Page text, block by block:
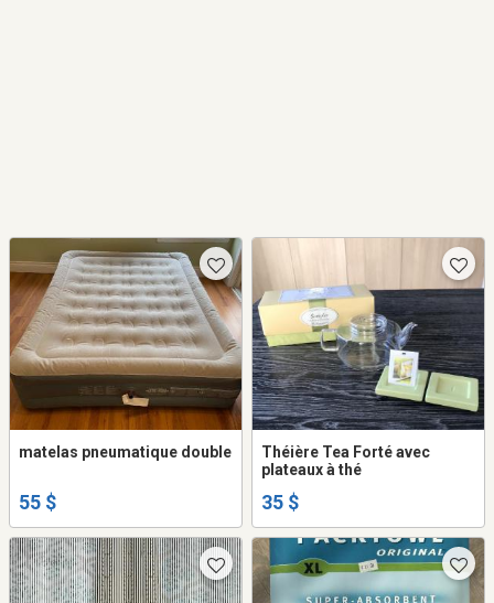
matelas pneumatique double
55 $
Théière Tea Forté avec
plateaux à thé
35 $